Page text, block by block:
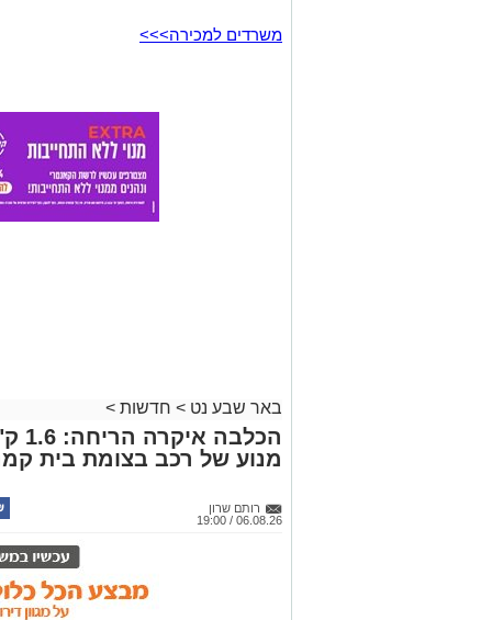
משרדים למכירה>>>
באר שבע נט > חדשות >
מנוע של רכב בצומת בית
רותם שרון
06.08.26 / 19:00